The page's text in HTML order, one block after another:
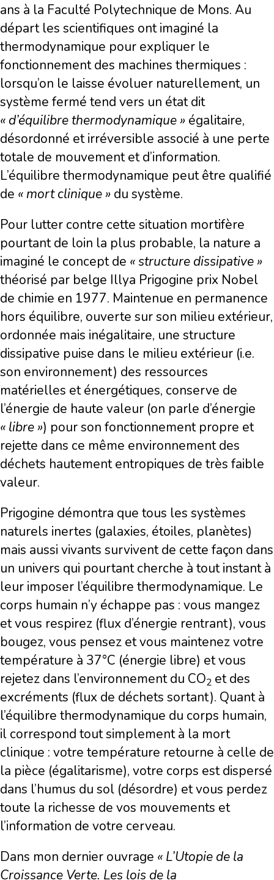
ans à la Faculté Polytechnique de Mons. Au
départ les scientifiques ont imaginé la
thermodynamique pour expliquer le
fonctionnement des machines thermiques :
lorsqu’on le laisse évoluer naturellement, un
système fermé tend vers un état dit
« d’équilibre thermodynamique » égalitaire,
désordonné et irréversible associé à une perte
totale de mouvement et d’information.
L’équilibre thermodynamique peut être qualifié
de « mort clinique » du système.
Pour lutter contre cette situation mortifère
pourtant de loin la plus probable, la nature a
imaginé le concept de « structure dissipative »
théorisé par belge Illya Prigogine prix Nobel
de chimie en 1977. Maintenue en permanence
hors équilibre, ouverte sur son milieu extérieur,
ordonnée mais inégalitaire, une structure
dissipative puise dans le milieu extérieur (i.e.
son environnement) des ressources
matérielles et énergétiques, conserve de
l’énergie de haute valeur (on parle d’énergie
« libre ») pour son fonctionnement propre et
rejette dans ce même environnement des
déchets hautement entropiques de très faible
valeur.
Prigogine démontra que tous les systèmes
naturels inertes (galaxies, étoiles, planètes)
mais aussi vivants survivent de cette façon dans
un univers qui pourtant cherche à tout instant à
leur imposer l’équilibre thermodynamique. Le
corps humain n’y échappe pas : vous mangez
et vous respirez (flux d’énergie rentrant), vous
bougez, vous pensez et vous maintenez votre
température à 37°C (énergie libre) et vous
rejetez dans l’environnement du CO2 et des
excréments (flux de déchets sortant). Quant à
l’équilibre thermodynamique du corps humain,
il correspond tout simplement à la mort
clinique : votre température retourne à celle de
la pièce (égalitarisme), votre corps est dispersé
dans l’humus du sol (désordre) et vous perdez
toute la richesse de vos mouvements et
l’information de votre cerveau.
Dans mon dernier ouvrage « L’Utopie de la
Croissance Verte. Les lois de la